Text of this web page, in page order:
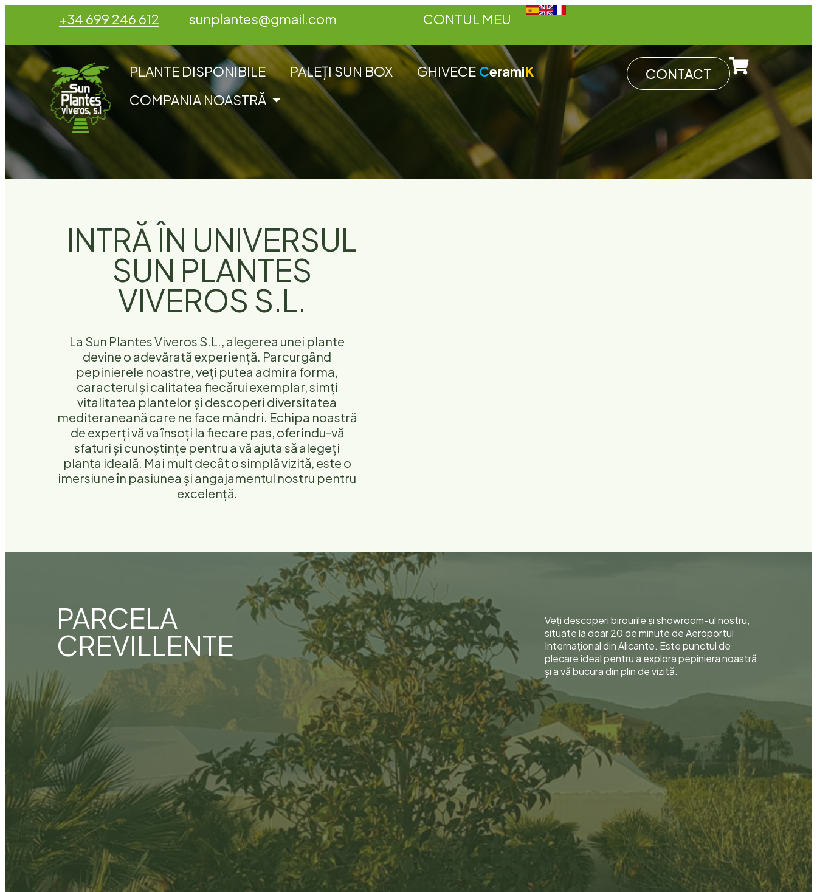
+34 699 246 612 sunplantes@gmail.com CONTUL MEU
PLANTE DISPONIBILE PALEȚI SUN BOX GHIVECE CeramiK
COMPANIA NOASTRĂ
CONTACT
INTRĂ ÎN UNIVERSUL
SUN PLANTES
VIVEROS S.L.
La Sun Plantes Viveros S.L., alegerea unei plante
devine o adevărată experiență. Parcurgând
pepinierele noastre, veți putea admira forma,
caracterul și calitatea fiecărui exemplar, simți
vitalitatea plantelor și descoperi diversitatea
mediteraneană care ne face mândri. Echipa noastră
de experți vă va însoți la fiecare pas, oferindu-vă
sfaturi și cunoștințe pentru a vă ajuta să alegeți
planta ideală. Mai mult decât o simplă vizită, este o
imersiune în pasiunea și angajamentul nostru pentru
excelență.
PARCELA
CREVILLENTE
Veți descoperi birourile și showroom-ul nostru,
situate la doar 20 de minute de Aeroportul
Internațional din Alicante. Este punctul de
plecare ideal pentru a explora pepiniera noastră
și a vă bucura din plin de vizită.